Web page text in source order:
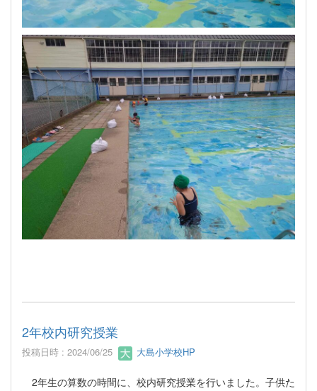
2年校内研究授業
投稿日時 : 2024/06/25 大島小学校HP
2年生の算数の時間に、校内研究授業を行いました。子供た